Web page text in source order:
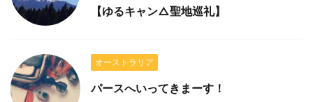
【ゆるキャン△聖地巡礼】
オーストラリア
パースへいってきまーす！